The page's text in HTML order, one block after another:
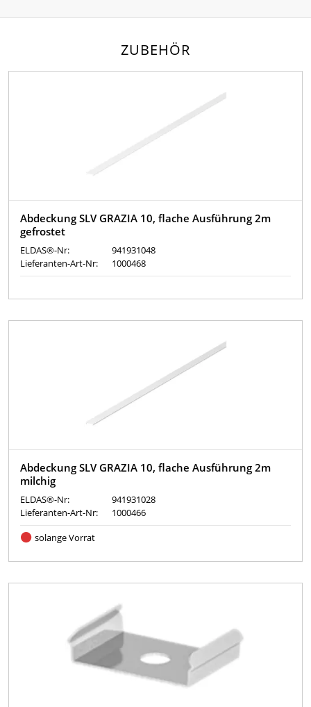
ZUBEHÖR
Abdeckung SLV GRAZIA 10, flache Ausführung 2m
gefrostet
ELDAS®-Nr:
941931048
Lieferanten-Art-Nr:
1000468
Abdeckung SLV GRAZIA 10, flache Ausführung 2m
milchig
ELDAS®-Nr:
941931028
Lieferanten-Art-Nr:
1000466
solange Vorrat